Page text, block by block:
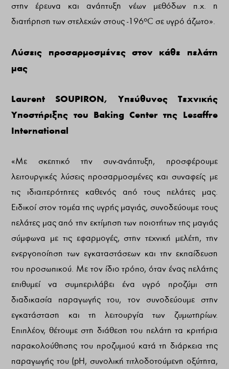
στην έρευνα και ανάπτυξη νέων μεθόδων π.χ. η
διατήρηση των στελεχών στους -196οC σε υγρό άζωτο».
Λύσεις προσαρμοσμένες στον κάθε πελάτη
μας
Laurent SOUPIRON, Υπεύθυνος Τεχνικής
Υποστήριξης του Baking Center της Lesaffre
International
«Με σκεπτικό την συν-ανάπτυξη, προσφέρουμε
λειτουργικές λύσεις προσαρμοσμένες και συναφείς με
τις ιδιαιτερότητες καθενός από τους πελάτες μας.
Ειδικοί στον τομέα της υγρής μαγιάς, συνοδεύουμε τους
πελάτες μας από την εκτίμηση των ποιοτήτων της μαγιάς
σύμφωνα με τις εφαρμογές, στην τεχνική μελέτη, την
ενεργοποίηση των εγκαταστάσεων και την εκπαίδευση
του προσωπικού. Με τον ίδιο τρόπο, όταν ένας πελάτης
επιθυμεί να συμπεριλάβει ένα υγρό προζύμι στη
διαδικασία παραγωγής του, τον συνοδεύουμε στην
εγκατάσταση και τη λειτουργία των ζυμωτηρίων.
Επιπλέον, θέτουμε στη διάθεση του πελάτη τα κριτήρια
παρακολούθησης του προζυμιού κατά τη διάρκεια της
παραγωγής του (pH, συνολική τιτλοδοτούμενη οξύτητα,